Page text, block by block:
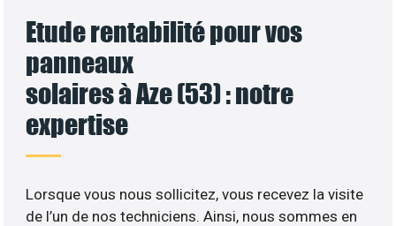
Etude rentabilité pour vos
panneaux
solaires à Aze (53) : notre
expertise
Lorsque vous nous sollicitez, vous recevez la visite
de l’un de nos techniciens. Ainsi, nous sommes en